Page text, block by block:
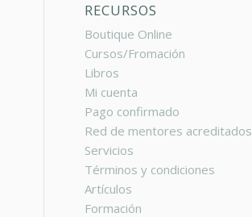
RECURSOS
Boutique Online
Cursos/Fromación
Libros
Mi cuenta
Pago confirmado
Red de mentores acreditados
Servicios
Términos y condiciones
Artículos
Formación